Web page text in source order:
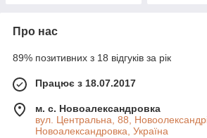
Про нас
89% позитивних з 18 відгуків за рік
Працює з 18.07.2017
м. с. Новоалександровка
вул. Центральна, 88,
Новоалександровка, Україна